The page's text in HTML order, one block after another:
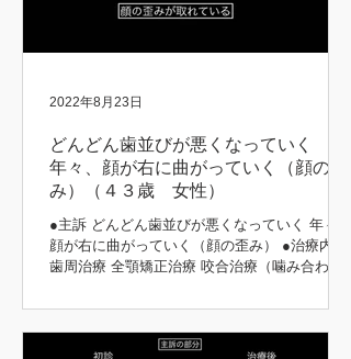
どんどん歯並びが悪くなっていく
年々、顔が右に曲がっていく（顔の歪
み）（４３歳 女性）
●主訴 どんどん歯並びが悪くなっていく 年々、
顔が右に曲がっていく（顔の歪み） ●治療内容
歯周治療 全顎矯正治療 咬合治療（噛み合わ
矯正後 矯正前後 矯正中 矯正前後
2022年8月23日